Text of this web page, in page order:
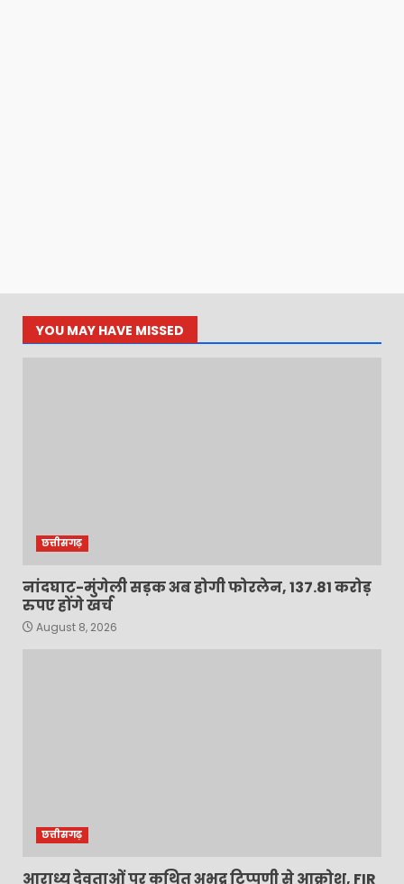
YOU MAY HAVE MISSED
छत्तीसगढ़
नांदघाट-मुंगेली सड़क अब होगी फोरलेन, 137.81 करोड़
रुपए होंगे खर्च
August 8, 2026
छत्तीसगढ़
आराध्य देवताओं पर कथित अभद्र टिप्पणी से आक्रोश, FIR